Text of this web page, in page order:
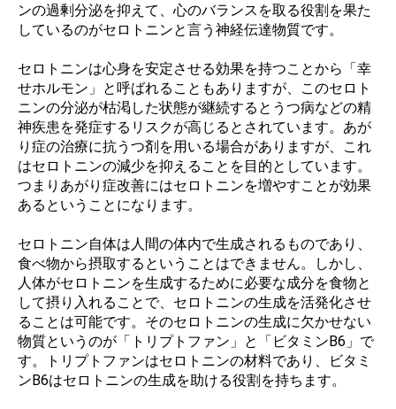
ンの過剰分泌を抑えて、心のバランスを取る役割を果た
しているのがセロトニンと言う神経伝達物質です。
セロトニンは心身を安定させる効果を持つことから「幸
せホルモン」と呼ばれることもありますが、このセロト
ニンの分泌が枯渇した状態が継続するとうつ病などの精
神疾患を発症するリスクが高じるとされています。あが
り症の治療に抗うつ剤を用いる場合がありますが、これ
はセロトニンの減少を抑えることを目的としています。
つまりあがり症改善にはセロトニンを増やすことが効果
あるということになります。
セロトニン自体は人間の体内で生成されるものであり、
食べ物から摂取するということはできません。しかし、
人体がセロトニンを生成するために必要な成分を食物と
して摂り入れることで、セロトニンの生成を活発化させ
ることは可能です。そのセロトニンの生成に欠かせない
物質というのが「トリプトファン」と「ビタミンB6」で
す。トリプトファンはセロトニンの材料であり、ビタミ
ンB6はセロトニンの生成を助ける役割を持ちます。